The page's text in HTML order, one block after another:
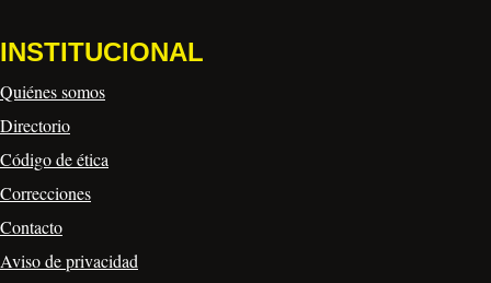
INSTITUCIONAL
Quiénes somos
Directorio
Código de ética
Correcciones
Contacto
Aviso de privacidad